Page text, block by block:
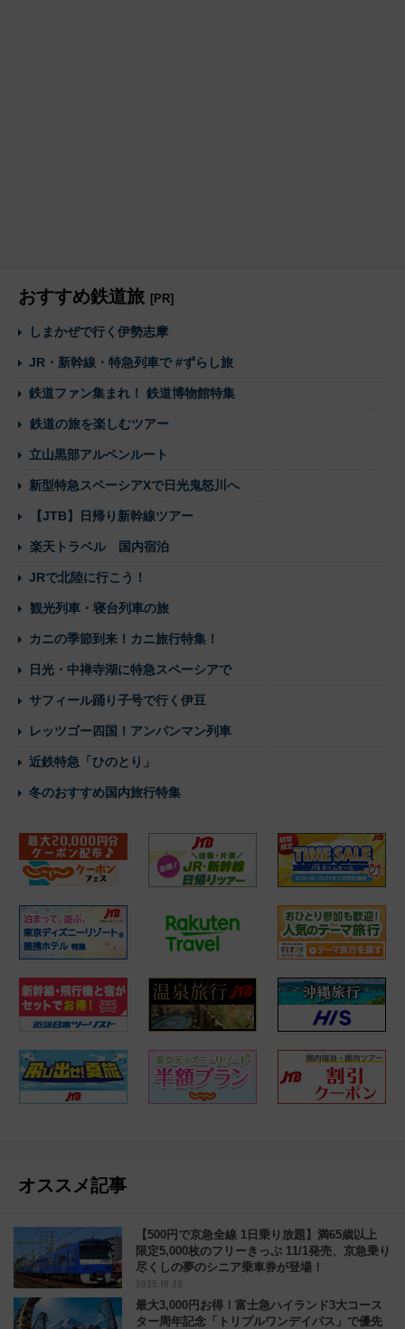
おすすめ鉄道旅 [PR]
しまかぜで行く伊勢志摩
JR・新幹線・特急列車で #ずらし旅
鉄道ファン集まれ！ 鉄道博物館特集
鉄道の旅を楽しむツアー
立山黒部アルペンルート
新型特急スペーシアXで日光鬼怒川へ
【JTB】日帰り新幹線ツアー
楽天トラベル 国内宿泊
JRで北陸に行こう！
観光列車・寝台列車の旅
カニの季節到来！カニ旅行特集！
日光・中禅寺湖に特急スペーシアで
サフィール踊り子号で行く伊豆
レッツゴー四国！アンパンマン列車
近鉄特急「ひのとり」
冬のおすすめ国内旅行特集
オススメ記事
【500円で京急全線 1日乗り放題】満65歳以上
限定5,000枚のフリーきっぷ 11/1発売、京急乗り
尽くしの夢のシニア乗車券が登場！
2025.10.29
最大3,000円お得！富士急ハイランド3大コース
ター周年記念「トリプルワンデイパス」で優先